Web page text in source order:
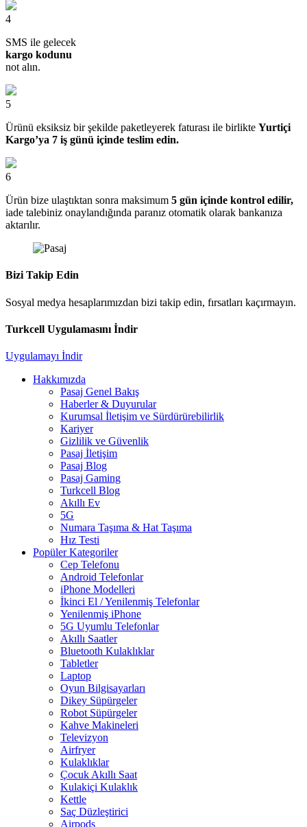
4
SMS ile gelecek
kargo kodunu
not alın.
5
Ürünü eksiksiz bir şekilde paketleyerek faturası ile birlikte Yurtiçi
Kargo’ya 7 iş günü içinde teslim edin.
6
Ürün bize ulaştıktan sonra maksimum 5 gün içinde kontrol edilir,
iade talebiniz onaylandığında paranız otomatik olarak bankanıza
aktarılır.
Bizi Takip Edin
Sosyal medya hesaplarımızdan bizi takip edin, fırsatları kaçırmayın.
Turkcell Uygulamasını İndir
Uygulamayı İndir
Hakkımızda
Pasaj Genel Bakış
Haberler & Duyurular
Kurumsal İletişim ve Sürdürürebilirlik
Kariyer
Gizlilik ve Güvenlik
Pasaj İletişim
Pasaj Blog
Pasaj Gaming
Turkcell Blog
Akıllı Ev
5G
Numara Taşıma & Hat Taşıma
Hız Testi
Popüler Kategoriler
Cep Telefonu
Android Telefonlar
iPhone Modelleri
İkinci El / Yenilenmiş Telefonlar
Yenilenmiş iPhone
5G Uyumlu Telefonlar
Akıllı Saatler
Bluetooth Kulaklıklar
Tabletler
Laptop
Oyun Bilgisayarları
Dikey Süpürgeler
Robot Süpürgeler
Kahve Makineleri
Televizyon
Airfryer
Kulaklıklar
Çocuk Akıllı Saat
Kulakiçi Kulaklık
Kettle
Saç Düzleştirici
Airpods